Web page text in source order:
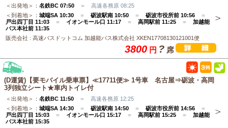
＜出発地＞： 名鉄BC 07:50 ＝ 高速各務原 08:25
＜到着地＞： 城端SA 10:30 ＝ 砺波駅南 10:50 ＝ 砺波市役所前 10:56 ＝
戸出四丁目 11:03 ＝ イオンモール口 11:17 ＝ 高岡駅前 11:25 ＝ 加越能
バス本社前 11:35
販売会社 : 高速バスドットコム 加越能バス株式会社 XKEN17708130121001便
3800 円 ? 席
(D運賃)【要モバイル乗車票】≪17711便≫ 1号車 名古屋⇒砺波・高岡
3列独立シート★車内トイレ付
＜出発地＞： 名鉄BC 11:50 ＝ 高速各務原 12:25
＜到着地＞： 城端SA 14:30 ＝ 砺波駅南 14:50 ＝ 砺波市役所前 14:56 ＝
戸出四丁目 15:03 ＝ イオンモール口 15:17 ＝ 高岡駅前 15:25 ＝ 加越能
バス本社前 15:35